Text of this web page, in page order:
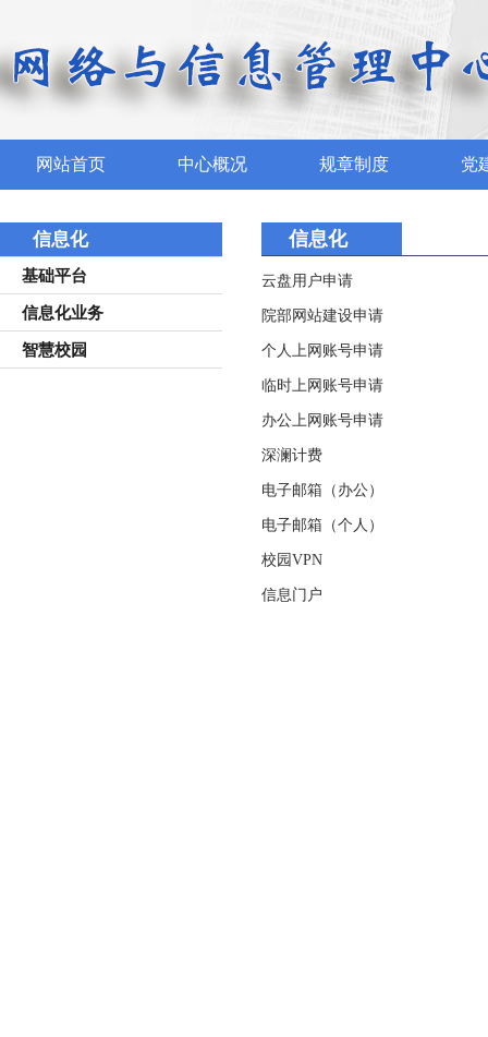
网站首页 中心概况 规章制度 党
信息化
基础平台
信息化业务
智慧校园
信息化
云盘用户申请
院部网站建设申请
个人上网账号申请
临时上网账号申请
办公上网账号申请
深澜计费
电子邮箱（办公）
电子邮箱（个人）
校园VPN
信息门户